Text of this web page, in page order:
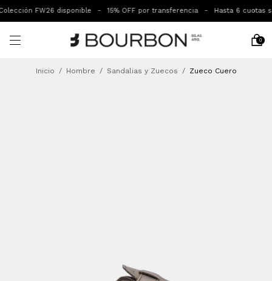
FW26 disponible - 15% OFF por transferencia - Hasta 6 cuotas sin
0
Inicio / Hombre / Sandalias y Zuecos / Zueco Cuero